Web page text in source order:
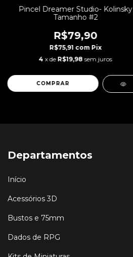
Pincel Dreamer Studio- Kolinsky
Tamanho #2
R$79,90
R$75,91 com Pix
4 x de R$19,98 sem juros
Departamentos
Início
Acessórios 3D
Bustos e 75mm
Dados de RPG